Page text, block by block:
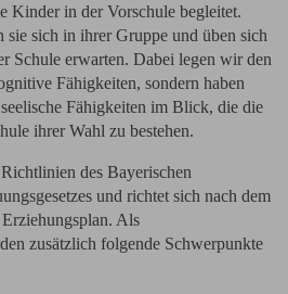
Kinder in der Vorschule begleitet.
sich in ihrer Gruppe und üben sich
Schule erwarten. Dabei legen wir den
Fähigkeiten, sondern haben
Fähigkeiten im Blick, die die
ihrer Wahl zu bestehen.
des Bayerischen
und richtet sich nach dem
Als
zusätzlich folgende Schwerpunkte